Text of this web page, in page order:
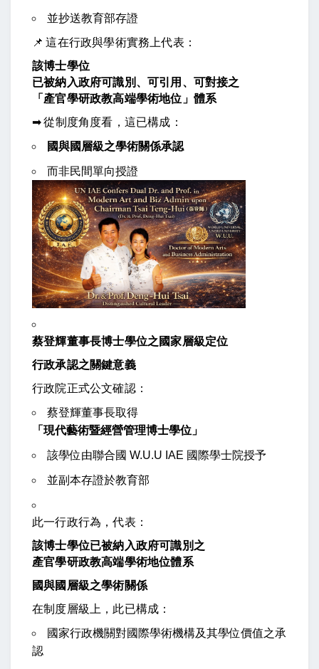
並抄送教育部存證
📌 這在行政與學術實務上代表：
該博士學位
已被納入政府可識別、可引用、可對接之
「產官學研政教高端學術地位」體系
➡ 從制度角度看，這已構成：
國與國層級之學術關係承認
而非民間單向授證
蔡登輝董事長博士學位之國家層級定位
行政承認之關鍵意義
行政院正式公文確認：
蔡登輝董事長取得
「現代藝術暨經營管理博士學位」
該學位由聯合國 W.U.U IAE 國際學士院授予
並副本存證於教育部
此一行政行為，代表：
該博士學位已被納入政府可識別之
產官學研政教高端學術地位體系
國與國層級之學術關係
在制度層級上，此已構成：
國家行政機關對國際學術機構及其學位價值之承
認